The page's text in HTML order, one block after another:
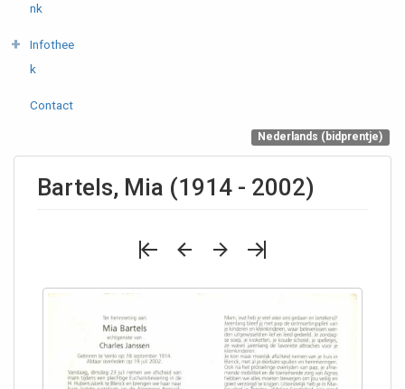
nk
Infothee
k
Contact
Nederlands (bidprentje)
Bartels, Mia (1914 - 2002)